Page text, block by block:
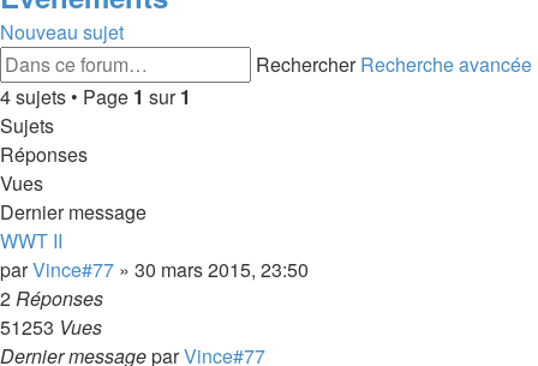
Nouveau sujet
Rechercher Recherche avancée
4 sujets • Page 1 sur1
Sujets
Réponses
Vues
Dernier message
WWT II
parVince#77 » 30 mars 2015, 23:50
2Réponses
51253 Vues
Dernier messageparVince#77